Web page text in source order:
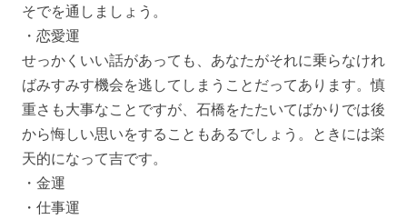
そでを通しましょう。
・恋愛運
せっかくいい話があっても、あなたがそれに乗らなけれ
ばみすみす機会を逃してしまうことだってあります。慎
重さも大事なことですが、石橋をたたいてばかりでは後
から悔しい思いをすることもあるでしょう。ときには楽
天的になって吉です。
・金運
・仕事運